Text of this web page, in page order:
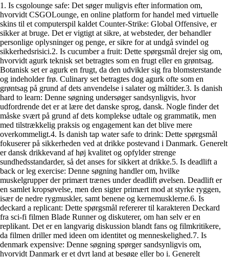
1. Is csgolounge safe: Det søger muligvis efter information om,
hvorvidt CSGOLounge, en online platform for handel med virtuelle
skins til et computerspil kaldet Counter-Strike: Global Offensive, er
sikker at bruge. Det er vigtigt at sikre, at websteder, der behandler
personlige oplysninger og penge, er sikre for at undgå svindel og
sikkerhedsrisici.2. Is cucumber a fruit: Dette spørgsmål drejer sig om,
hvorvidt agurk teknisk set betragtes som en frugt eller en grøntsag.
Botanisk set er agurk en frugt, da den udvikler sig fra blomsterstande
og indeholder frø. Culinary set betragtes dog agurk ofte som en
grøntsag på grund af dets anvendelse i salater og måltider.3. Is danish
hard to learn: Denne søgning undersøger sandsynligvis, hvor
udfordrende det er at lære det danske sprog, dansk. Nogle finder det
måske svært på grund af dets komplekse udtale og grammatik, men
med tilstrækkelig praksis og engagement kan det blive mere
overkommeligt.4. Is danish tap water safe to drink: Dette spørgsmål
fokuserer på sikkerheden ved at drikke postevand i Danmark. Generelt
er dansk drikkevand af høj kvalitet og opfylder strenge
sundhedsstandarder, så det anses for sikkert at drikke.5. Is deadlift a
back or leg exercise: Denne søgning handler om, hvilke
muskelgrupper der primært trænes under deadlift øvelsen. Deadlift er
en samlet kropsøvelse, men den sigter primært mod at styrke ryggen,
især de nedre rygmuskler, samt benene og kernemusklerne.6. Is
deckard a replicant: Dette spørgsmål refererer til karakteren Deckard
fra sci-fi filmen Blade Runner og diskuterer, om han selv er en
replikant. Det er en langvarig diskussion blandt fans og filmkritikere,
da filmen driller med ideen om identitet og menneskelighed.7. Is
denmark expensive: Denne søgning spørger sandsynligvis om,
hvorvidt Danmark er et dyrt land at besøge eller bo i. Generelt